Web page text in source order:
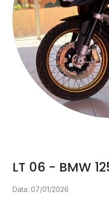
LT 06 - BMW
Data: 07/01/2026